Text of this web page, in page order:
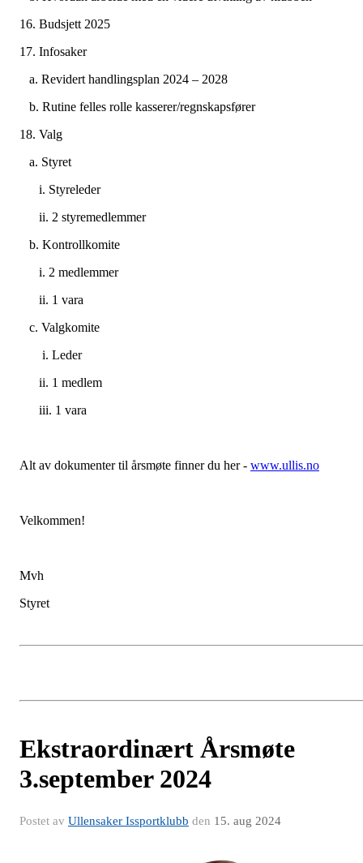
16. Budsjett 2025
17. Infosaker
a. Revidert handlingsplan 2024 – 2028
b. Rutine felles rolle kasserer/regnskapsfører
18. Valg
a. Styret
i. Styreleder
ii. 2 styremedlemmer
b. Kontrollkomite
i. 2 medlemmer
ii. 1 vara
c. Valgkomite
i. Leder
ii. 1 medlem
iii. 1 vara
Alt av dokumenter til årsmøte finner du her - www.ullis.no
Velkommen!
Mvh
Styret
Ekstraordinært Årsmøte
3.september 2024
Postet av Ullensaker Issportklubb den 15. aug 2024